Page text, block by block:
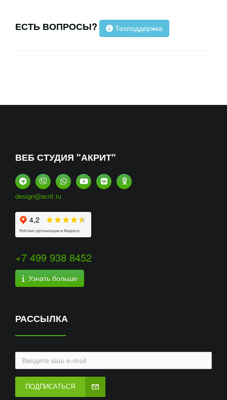
ЕСТЬ ВОПРОСЫ? Техподдержка
ВЕБ СТУДИЯ "АКРИТ"
design@acrit.ru
+7 499 938 8452
Узнать больше
РАССЫЛКА
ПОДПИСАТЬСЯ